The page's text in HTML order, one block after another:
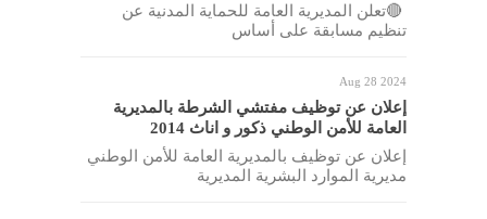
🔴تعلن المديرية العامة للحماية المدنية عن
تنظيم مسابقة على أساس
Aug 28 2024
إعلان عن توظيف مفتشي الشرطة بالمديرية
العامة للأمن الوطني ذكور و اناث 2014
إعلان عن توظيف بالمديرية العامة للأمن الوطني
مديرية الموارد البشرية المديرية